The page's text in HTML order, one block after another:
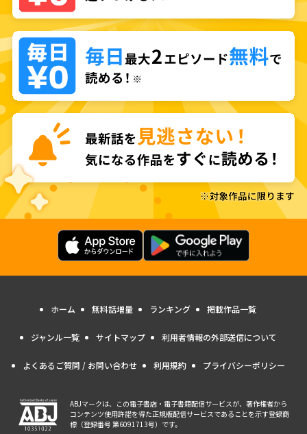
ホーム 無料話増量 ランキング 掲載作品一覧
ジャンル一覧 サイトマップ 利用者情報の外部送信について
よくあるご質問 / お問い合わせ 利用規約 プライバシーポリシー
ABJマークは、この電子書店・電子書籍配信サービスが、著作権者から
コンテンツ使用許諾を得た正規版配信サービスであることを示す登録商
標（登録番号 第6091713号）です。